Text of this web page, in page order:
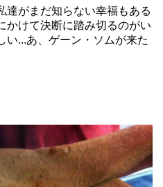
がまだ知らない幸福もある
かけて決断に踏み切るのがい
い...あ、ゲーン・ソムが来た